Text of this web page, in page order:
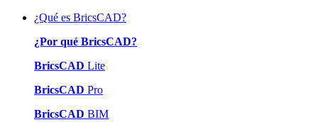
¿Qué es BricsCAD?
¿Por qué BricsCAD?
BricsCAD Lite
BricsCAD Pro
BricsCAD BIM